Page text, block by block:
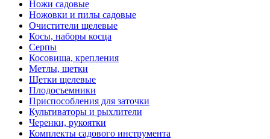
Ножи садовые
Ножовки и пилы садовые
Очистители щелевые
Косы, наборы косца
Серпы
Косовища, крепления
Метлы, щетки
Щетки щелевые
Плодосъемники
Приспособления для заточки
Культиваторы и рыхлители
Черенки, рукоятки
Комплекты садового инструмента